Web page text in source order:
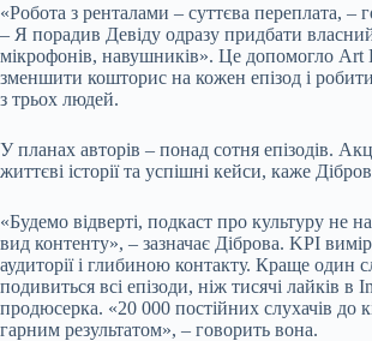
«Робота з ренталами – суттєва переплата, –
– Я порадив Девіду одразу придбати
мікрофонів, навушників». Це допомогло Art
зменшити кошторис на кожен епізод і
з трьох людей.
У планах авторів – понад сотня епізодів.
життєві історії та успішні кейси, каже
«Будемо відверті, подкаст про культуру не
вид контенту», – зазначає Діброва. KPI
аудиторії і глибиною контакту. Краще один
подивиться всі епізоди, ніж тисячі лайків в
продюсерка. «20 000 постійних слухачів до
гарним результатом», – говорить вона.